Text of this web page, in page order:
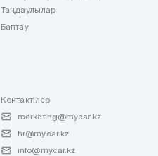
Таңдаулылар
Баптау
Контактілер
marketing@mycar.kz
hr@mycar.kz
info@mycar.kz